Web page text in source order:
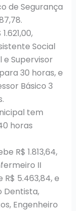
de Segurança
Social
e Supervisor
30 horas, e
Básico 3
tem
horas
R$ 1.813,64,
II
5.463,84, e
Dentista,
Engenheiro